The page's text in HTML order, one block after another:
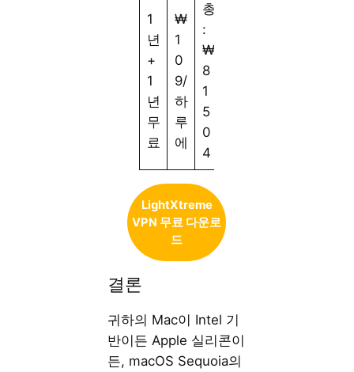
1
년
+
1
년
무
료
₩
1
0
9/
하
루
에
총
:
₩
8
1
5
0
4
LightXtreme
VPN 무료 다운로
드
결론
귀하의 Mac이 Intel 기
반이든 Apple 실리콘이
든, macOS Sequoia의